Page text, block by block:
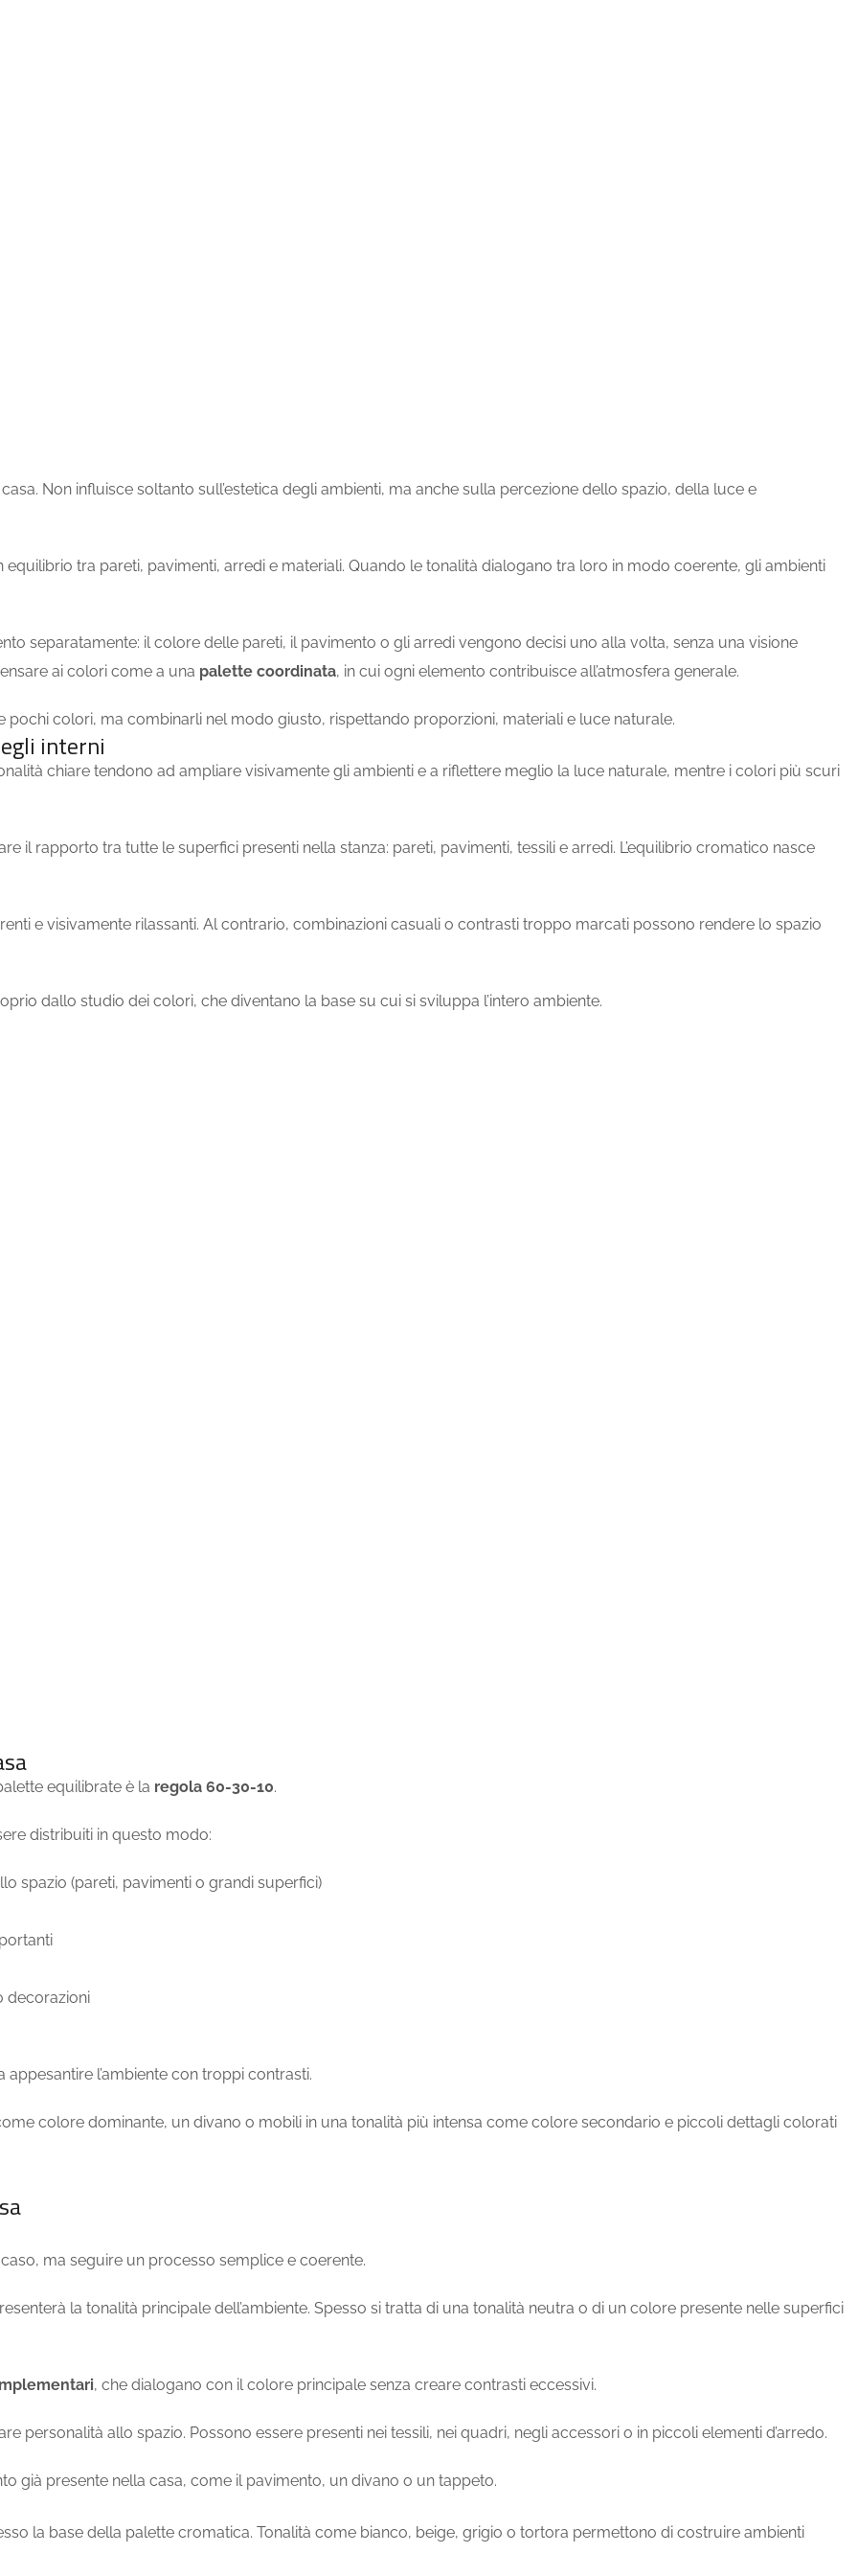
Non influisce soltanto sull’estetica degli ambienti, ma anche sulla percezione dello spazio, della luce e
equilibrio tra pareti, pavimenti, arredi e materiali. Quando le tonalità dialogano tra loro in modo coerente, gli ambienti
separatamente: il colore delle pareti, il pavimento o gli arredi vengono decisi uno alla volta, senza una visione
ai colori come a una palette coordinata, in cui ogni elemento contribuisce all’atmosfera generale.
pochi colori, ma combinarli nel modo giusto, rispettando proporzioni, materiali e luce naturale.
interni
chiare tendono ad ampliare visivamente gli ambienti e a riflettere meglio la luce naturale, mentre i colori più scuri
il rapporto tra tutte le superfici presenti nella stanza: pareti, pavimenti, tessili e arredi. L’equilibrio cromatico nasce
e visivamente rilassanti. Al contrario, combinazioni casuali o contrasti troppo marcati possono rendere lo spazio
dallo studio dei colori, che diventano la base su cui si sviluppa l’intero ambiente.
equilibrate è la regola 60-30-10.
distribuiti in questo modo:
spazio (pareti, pavimenti o grandi superfici)
decorazioni
l’ambiente con troppi contrasti.
colore dominante, un divano o mobili in una tonalità più intensa come colore secondario e piccoli dettagli colorati
ma seguire un processo semplice e coerente.
la tonalità principale dell’ambiente. Spesso si tratta di una tonalità neutra o di un colore presente nelle superfici
, che dialogano con il colore principale senza creare contrasti eccessivi.
personalità allo spazio. Possono essere presenti nei tessili, nei quadri, negli accessori o in piccoli elementi d’arredo.
già presente nella casa, come il pavimento, un divano o un tappeto.
la base della palette cromatica. Tonalità come bianco, beige, grigio o tortora permettono di costruire ambienti